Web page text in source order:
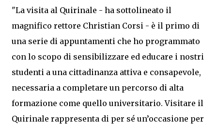
"La visita al Quirinale - ha sottolineato il
magnifico rettore Christian Corsi - è il primo di
una serie di appuntamenti che ho programmato
con lo scopo di sensibilizzare ed educare i nostri
studenti a una cittadinanza attiva e consapevole,
necessaria a completare un percorso di alta
formazione come quello universitario. Visitare il
Quirinale rappresenta di per sé un’occasione per